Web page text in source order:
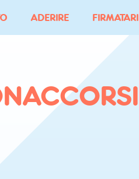
ADERIRE FIRMATARI